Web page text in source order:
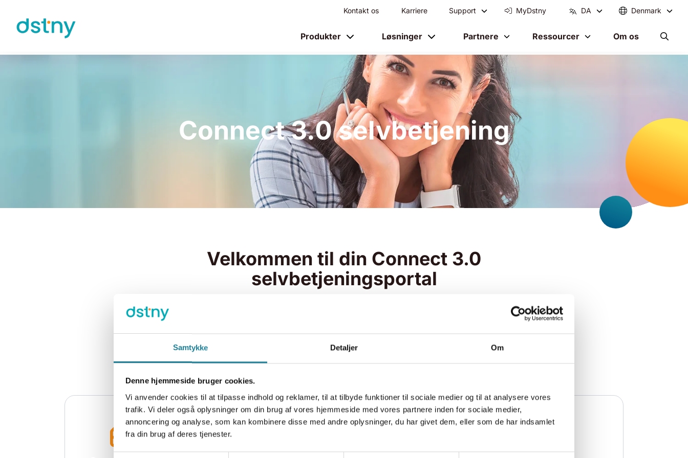
Samtykke Detaljer Om
Denne hjemmeside bruger cookies.
Vi anvender cookies til at tilpasse indhold og reklamer, til at tilbyde funktioner til sociale medier og til at analysere vores
trafik. Vi deler også oplysninger om din brug af vores hjemmeside med vores partnere inden for sociale medier,
annoncering og analyse, som kan kombinere disse med andre oplysninger, du har givet dem, eller som de har indsamlet
fra din brug af deres tjenester.
Skip to content
Kontakt os Karriere Support MyDstny DA Denmark
Produkter Løsninger Partnere Ressourcer Om os
Connect 3.0 selvbetjening
Velkommen til din Connect 3.0
selvbetjeningsportal
Er du kunde, kan du som bruger eller administrator få
hjælp til selvhjælp her. Selvbetjeningsportalen er
indgangen for dig til at ændre i din telefoniløsnings
opsætning. Du finder ligeledes indgangen til at se din
virksomheds forbrug og statistikker.
Du kan også se how-to-videoer omkring Connect 3.0
Client og Connect 3.0 App. Endelig er portalen også
indgangen til at downloade klienter, manualer, guides
mm.